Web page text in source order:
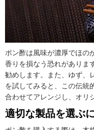
ポン酢は風味が濃厚でほの
香りを損なう恐れがありま
勧めします。また、ゆず、
を試してみると、この伝統
合わせてアレンジし、オリ
適切な製品を選ぶ